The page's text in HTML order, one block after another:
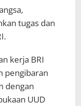
tugas dan
kerja BRI
pengibaran
dengan
UUD